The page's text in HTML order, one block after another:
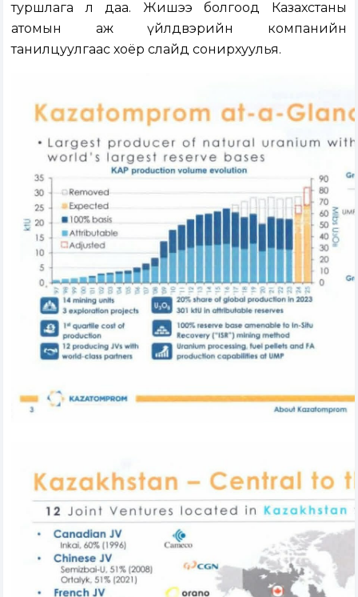
туршлага л даа. Жишээ болгоод Казахстаны
атомын аж үйлдвэрийн компанийн
танилцуулгаас хоёр слайд сонирхуулья.